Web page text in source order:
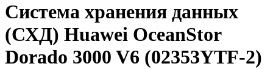
Система хранения данных
(СХД) Huawei OceanStor
Dorado 3000 V6 (02353YTF-2)